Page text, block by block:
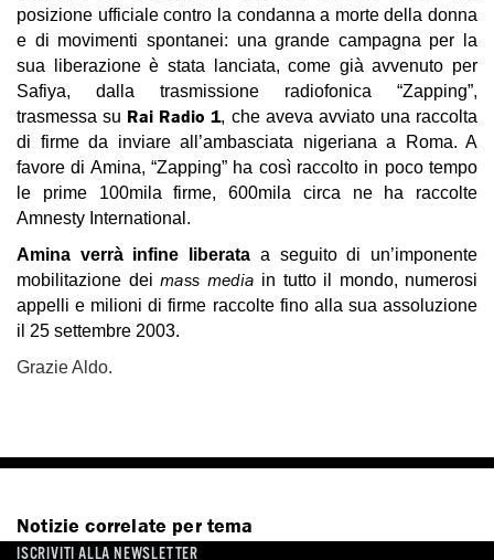
posizione ufficiale contro la condanna a morte della donna
e di movimenti spontanei: una grande campagna per la
sua liberazione è stata lanciata, come già avvenuto per
Safiya, dalla trasmissione radiofonica “Zapping”,
trasmessa su Rai Radio 1, che aveva avviato una raccolta
di firme da inviare all’ambasciata nigeriana a Roma. A
favore di Amina, “Zapping” ha così raccolto in poco tempo
le prime 100mila firme, 600mila circa ne ha raccolte
Amnesty International.
Amina verrà infine liberata a seguito di un’imponente
mobilitazione dei mass media in tutto il mondo, numerosi
appelli e milioni di firme raccolte fino alla sua assoluzione
il 25 settembre 2003.
Grazie Aldo.
Notizie correlate per tema
ISCRIVITI ALLA NEWSLETTER